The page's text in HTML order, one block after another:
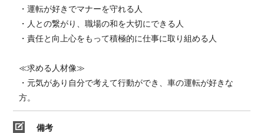
・運転が好きでマナーを守れる人
・人との繋がり、職場の和を大切にできる人
・責任と向上心をもって積極的に仕事に取り組める人
≪求める人材像≫
・元気があり自分で考えて行動ができ、車の運転が好きな
方。
備考